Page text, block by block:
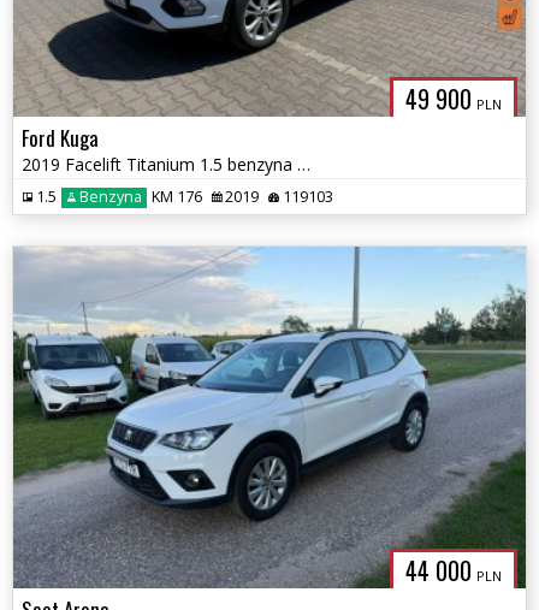
49 900 PLN
Ford Kuga
2019 Facelift Titanium 1.5 benzyna 176KM AWD 4x4 Automat
1.5 Benzyna KM 176 2019 119103
44 000 PLN